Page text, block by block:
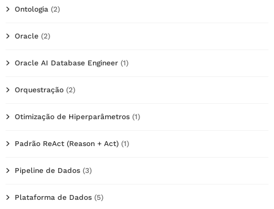
Ontologia (2)
Oracle (2)
Oracle AI Database Engineer (1)
Orquestração (2)
Otimização de Hiperparâmetros (1)
Padrão ReAct (Reason + Act) (1)
Pipeline de Dados (3)
Plataforma de Dados (5)